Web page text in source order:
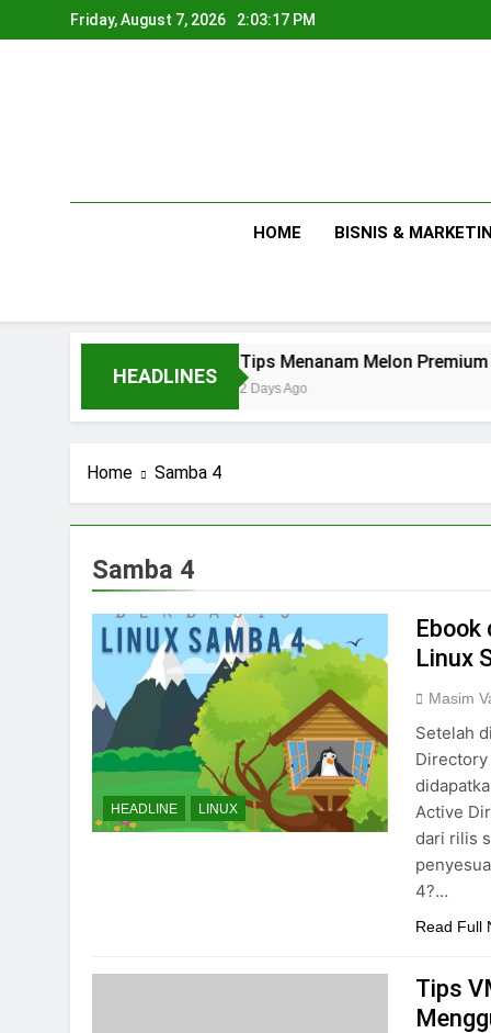
to
Friday, August 7, 2026 2:03:18 PM
HOME BISNIS &
HEADLINES
Tips Menanam Melon Premium di Polibag
Home Samba 4
Samba 4
HEADLINE LINUX
Linux
Masim
Setelah
Directory
Active
dari rilis
4?…
Read Full
Tips